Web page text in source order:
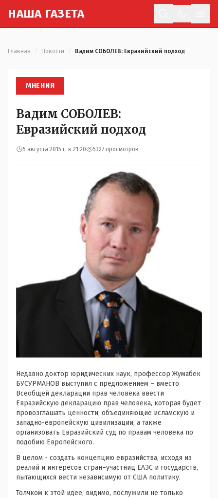
НАША ГАЗЕТА
Главная Новости Вадим СОБОЛЕВ: Евразийский подход
МНЕНИЯ
Вадим СОБОЛЕВ:
Евразийский подход
5 августа 2015 г. в 21:20 5327 просмотров
Недавно доктор юридических наук, профессор Жумабек
БУСУРМАНОВ выступил с предложением – вместо
Всеобщей декларации прав человека ввести
Евразийскую декларацию прав человека, которая будет
провозглашать ценности, объединяющие исламскую и
западно-европейскую цивилизации, а также
организовать Евразийский суд по правам человека по
подобию Европейского.
В целом - создать концепцию евразийства, исходя из
реалий и интересов стран–участниц ЕАЭС и государств,
пытающихся вести независимую от США политику.
Толчком к этой идее, видимо, послужили не только